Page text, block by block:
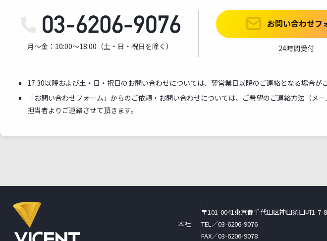
お問い合わせフ
17:30以降および土・日・祝日のお問い合わせについては、翌営業日以降のご連絡となる場合が
「お問い合わせフォーム」からのご依頼・お問い合わせについては、ご希望のご連絡方法（メー
〒101-0041東京都千代田区神田須田町1-7-8-